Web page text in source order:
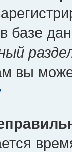
базе
вы